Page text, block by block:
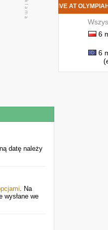
datę należy
. Na
wysłane we
- WILDLIVE (LIVE AT
6
6
(